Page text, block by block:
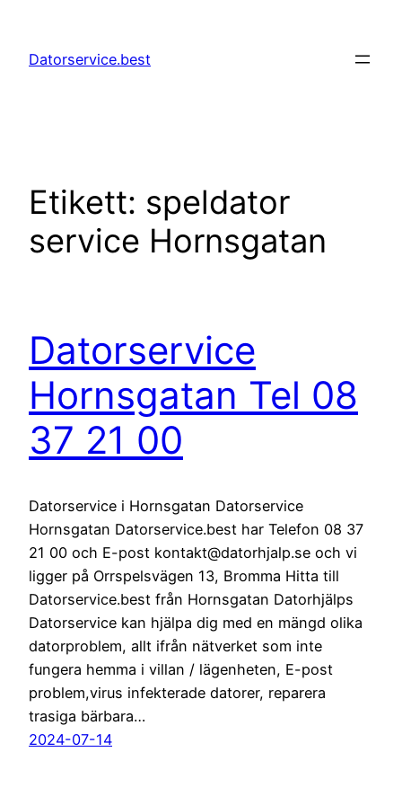
innehåll
Datorservice.best
Etikett: speldator
service Hornsgatan
Datorservice
Hornsgatan Tel 08
37 21 00
Datorservice i Hornsgatan Datorservice
Hornsgatan Datorservice.best har Telefon 08 37
21 00 och E-post kontakt@datorhjalp.se och vi
ligger på Orrspelsvägen 13, Bromma Hitta till
Datorservice.best från Hornsgatan Datorhjälps
Datorservice kan hjälpa dig med en mängd olika
datorproblem, allt ifrån nätverket som inte
fungera hemma i villan / lägenheten, E-post
problem,virus infekterade datorer, reparera
trasiga bärbara…
2024-07-14